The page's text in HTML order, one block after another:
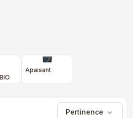
Apaisant
Pertinence expand_more